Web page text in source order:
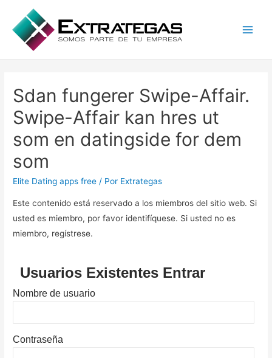
Sdan fungerer Swipe-Affair.
Swipe-Affair kan hres ut
som en datingside for dem
som
Elite Dating apps free / Por Extrategas
Este contenido está reservado a los miembros del sitio web. Si
usted es miembro, por favor identifíquese. Si usted no es
miembro, regístrese.
Usuarios Existentes Entrar
Nombre de usuario
Contraseña